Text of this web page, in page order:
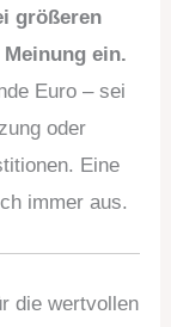
größeren
ein.
Euro – sei
oder
Eine
immer aus.
die wertvollen